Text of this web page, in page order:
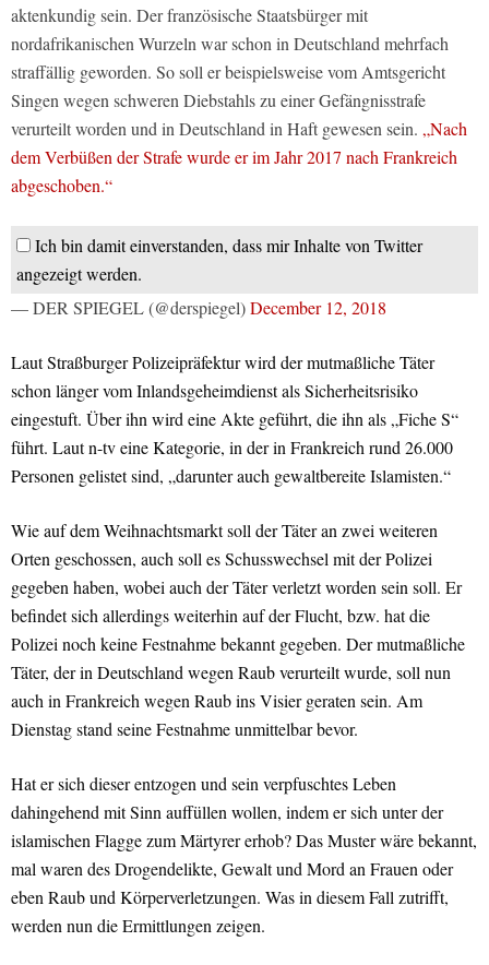
aktenkundig sein. Der französische Staatsbürger mit
nordafrikanischen Wurzeln war schon in Deutschland mehrfach
straffällig geworden. So soll er beispielsweise vom Amtsgericht
Singen wegen schweren Diebstahls zu einer Gefängnisstrafe
verurteilt worden und in Deutschland in Haft gewesen sein. „Nach
dem Verbüßen der Strafe wurde er im Jahr 2017 nach Frankreich
abgeschoben.“
Ich bin damit einverstanden, dass mir Inhalte von Twitter
angezeigt werden.
— DER SPIEGEL (@derspiegel)December 12, 2018
Laut Straßburger Polizeipräfektur wird der mutmaßliche Täter
schon länger vom Inlandsgeheimdienst als Sicherheitsrisiko
eingestuft. Über ihn wird eine Akte geführt, die ihn als „Fiche S“
führt. Laut n-tv eine Kategorie, in der in Frankreich rund 26.000
Personen gelistet sind, „darunter auch gewaltbereite Islamisten.“
Wie auf dem Weihnachtsmarkt soll der Täter an zwei weiteren
Orten geschossen, auch soll es Schusswechsel mit der Polizei
gegeben haben, wobei auch der Täter verletzt worden sein soll. Er
befindet sich allerdings weiterhin auf der Flucht, bzw. hat die
Polizei noch keine Festnahme bekannt gegeben. Der mutmaßliche
Täter, der in Deutschland wegen Raub verurteilt wurde, soll nun
auch in Frankreich wegen Raub ins Visier geraten sein. Am
Dienstag stand seine Festnahme unmittelbar bevor.
Hat er sich dieser entzogen und sein verpfuschtes Leben
dahingehend mit Sinn auffüllen wollen, indem er sich unter der
islamischen Flagge zum Märtyrer erhob? Das Muster wäre bekannt,
mal waren des Drogendelikte, Gewalt und Mord an Frauen oder
eben Raub und Körperverletzungen. Was in diesem Fall zutrifft,
werden nun die Ermittlungen zeigen.